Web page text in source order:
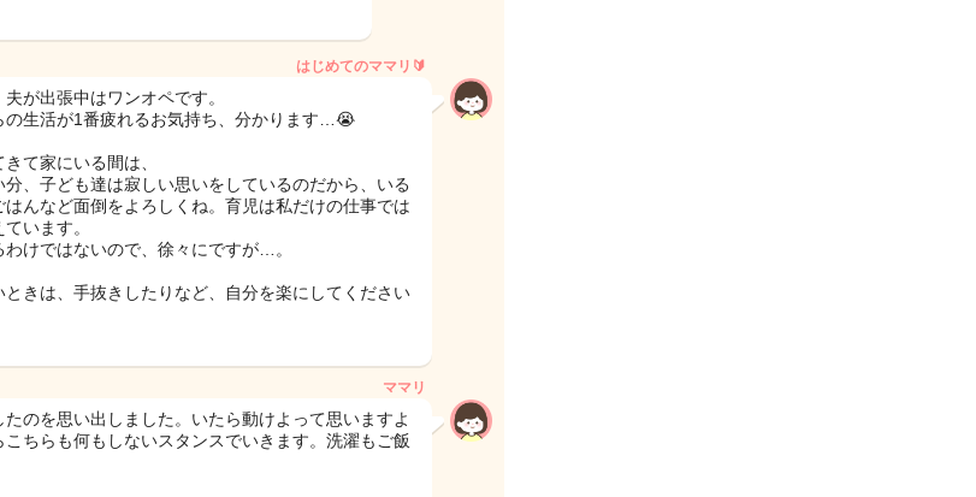
はじめてのママリ🔰
が出張中はワンオペです。
の生活が1番疲れるお気持ち、分かります…😭
て家にいる間は、
分、子ども達は寂しい思いをしているのだから、いる
はんなど面倒をよろしくね。育児は私だけの仕事では
います。
けではないので、徐々にですが…。
ときは、手抜きしたりなど、自分を楽にしてください
ママリ
のを思い出しました。いたら動けよって思いますよ
こちらも何もしないスタンスでいきます。洗濯もご飯